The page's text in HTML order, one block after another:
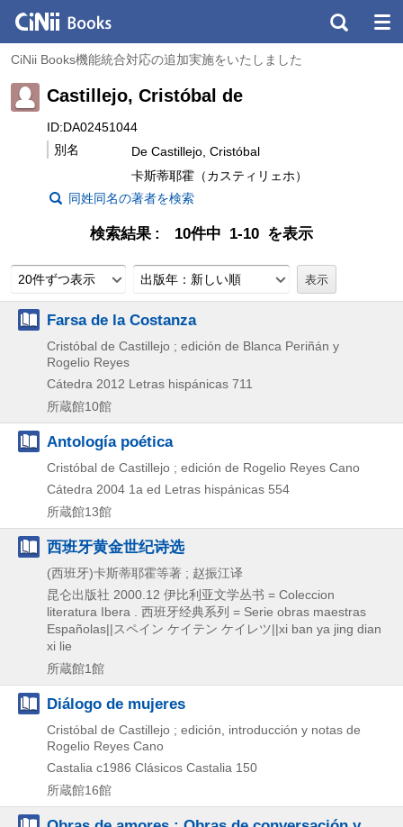
CiNii Books機能統合対応の追加実施をいたしました
Castillejo, Cristóbal de
ID:DA02451044
別名
De Castillejo, Cristóbal
卡斯蒂耶霍（カスティリェホ）
同姓同名の著者を検索
検索結果 10件中 1-10 を表示
20件ずつ表示 出版年：新しい順
Farsa de la Costanza
Cristóbal de Castillejo ; edición de Blanca Periñán y
Rogelio Reyes
Cátedra 2012 Letras hispánicas 711
所蔵館10館
Antología poética
Cristóbal de Castillejo ; edición de Rogelio Reyes Cano
Cátedra 2004 1a ed Letras hispánicas 554
所蔵館13館
西班牙黄金世纪诗选
(西班牙)卡斯蒂耶霍等著 ; 赵振江译
昆仑出版社 2000.12 伊比利亚文学丛书 = Coleccion
literatura Ibera . 西班牙经典系列 = Serie obras maestras
Españolas||スペイン ケイテン ケイレツ||xi ban ya jing dian
xi lie
所蔵館1館
Diálogo de mujeres
Cristóbal de Castillejo ; edición, introducción y notas de
Rogelio Reyes Cano
Castalia c1986 Clásicos Castalia 150
所蔵館16館